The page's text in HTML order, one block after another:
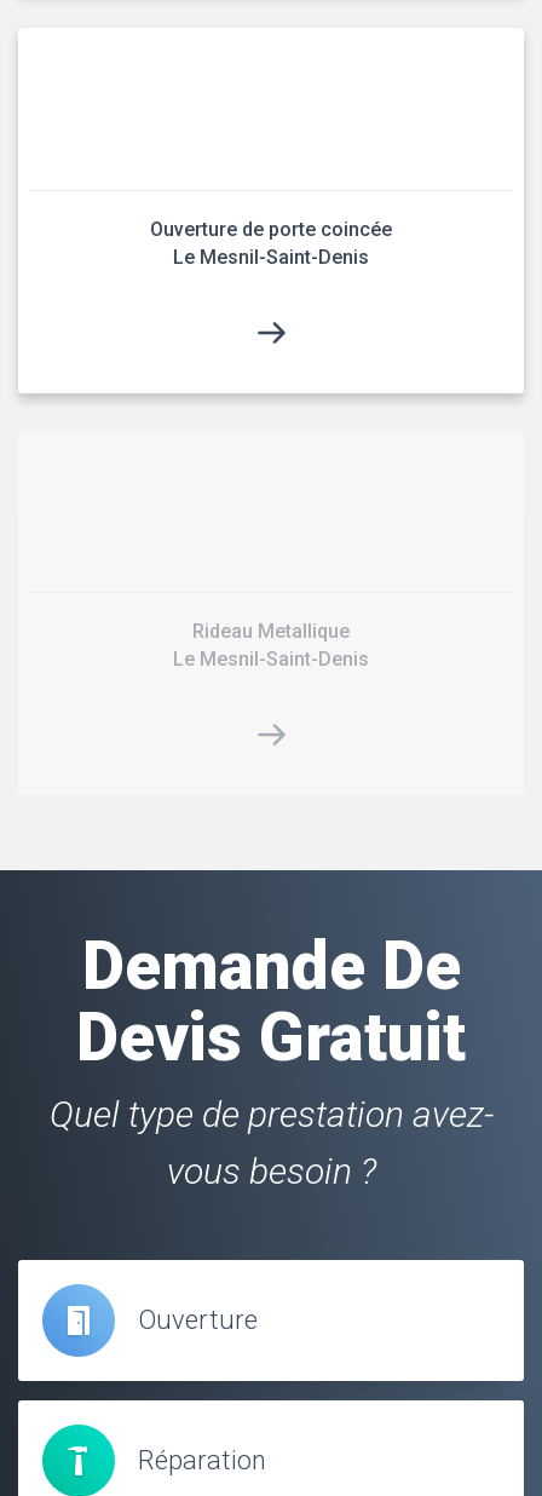
Ouverture de porte coincée
Le Mesnil-Saint-Denis
Rideau Metallique
Le Mesnil-Saint-Denis
Demande De
Devis Gratuit
Quel type de prestation avez-
vous besoin ?
Ouverture
Réparation